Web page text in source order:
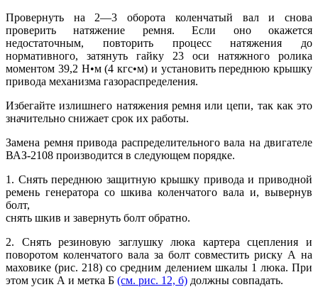
Провернуть на 2—3 оборота коленчатый вал и снова
проверить натяжение ремня. Если оно окажется
недостаточным, повторить процесс натяжения до
нормативного, затянуть гайку 23 оси натяжного ролика
моментом 39,2 Н•м (4 кгс•м) и установить переднюю крышку
привода механизма газораспределения.
Избегайте излишнего натяжения ремня или цепи, так как это
значительно снижает срок их работы.
Замена ремня привода распределительного вала на двигателе
ВАЗ-2108 производится в следующем порядке.
1. Снять переднюю защитную крышку привода и приводной
ремень генератора со шкива коленчатого вала и, вывернув
болт,
снять шкив и завернуть болт обратно.
2. Снять резиновую заглушку люка картера сцепления и
поворотом коленчатого вала за болт совместить риску А на
маховике (рис. 218) со средним делением шкалы 1 люка. При
этом усик А и метка Б (см. рис. 12, б) должны совпадать.